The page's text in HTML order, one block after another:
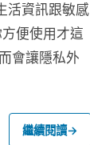
活資訊跟敏感
便使用才這
會讓隱私外
繼續閱讀→